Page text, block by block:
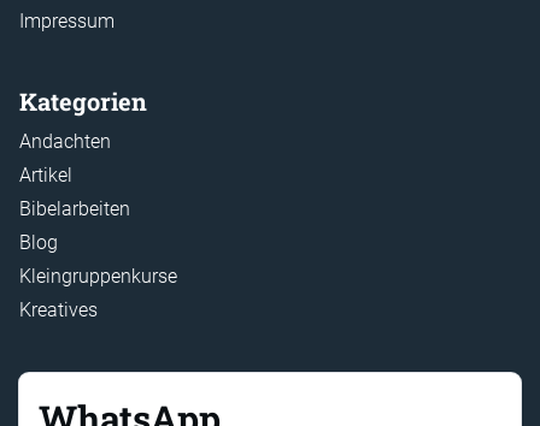
Impressum
Kategorien
Andachten
Artikel
Bibelarbeiten
Blog
Kleingruppenkurse
Kreatives